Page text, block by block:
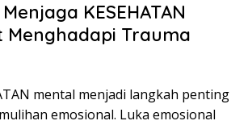
KESEHATAN
Menghadapi Trauma
mental menjadi langkah penting
emosional. Luka emosional